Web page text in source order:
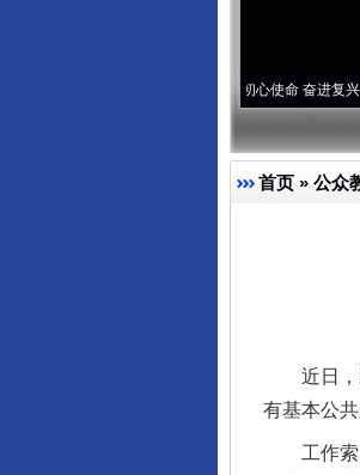
牢记初心使命 奋进复兴征程丨
首页 » 公众
近日，民
有基本公
工作索引
东山县